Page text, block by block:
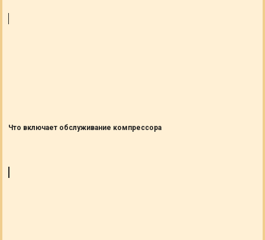
Что включает обслуживание компрессора